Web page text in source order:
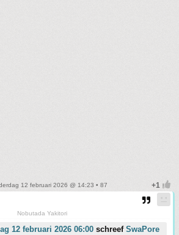
12 februari 2026 @ 14:23 • 87
Nobutada Yakitori
12 februari 2026 06:00 schreef SwaPore